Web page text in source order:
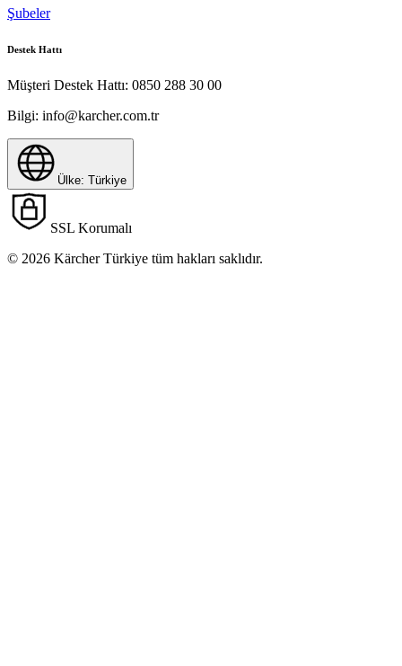
Şubeler
Destek Hattı
Müşteri Destek Hattı: 0850 288 30 00
Bilgi: info@karcher.com.tr
Ülke: Türkiye
SSL Korumalı
© 2026 Kärcher Türkiye tüm hakları saklıdır.